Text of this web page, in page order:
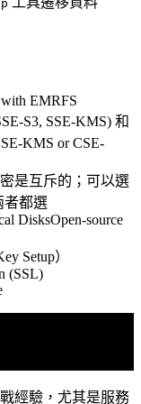
EMRFS
S3, SSE-KMS) 和
KMS or CSE-
密是互斥的；可以選
者都選
DisksOpen-source
Setup）
(SSL)
戰經驗，尤其是服務